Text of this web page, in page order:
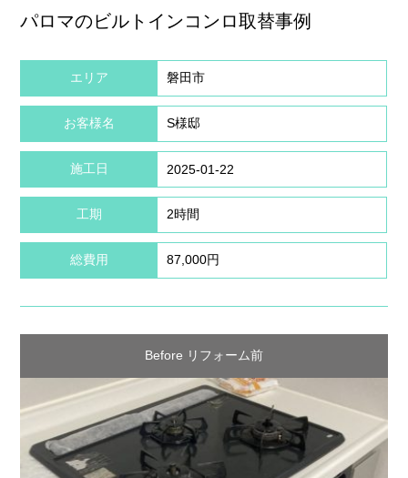
パロマのビルトインコンロ取替事例
エリア 磐田市
お客様名 S様邸
施工日 2025-01-22
工期 2時間
総費用 87,000円
Before リフォーム前